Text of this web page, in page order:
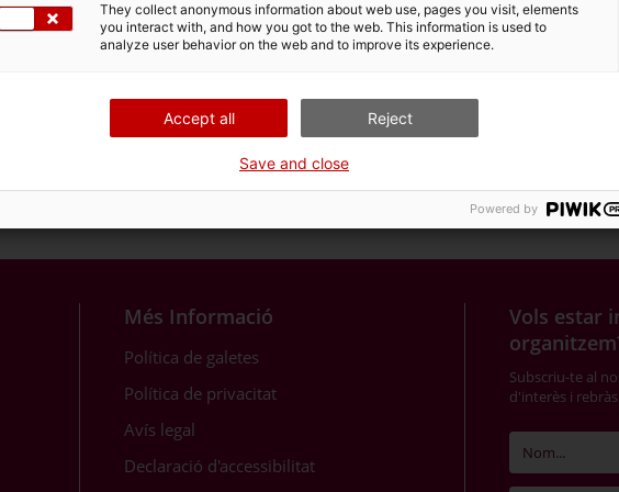
Més Informació
Política de galetes
Política de privacitat
Avís legal
Declaració d'accessibilitat
Vols estar
Subscriu-te al
d'interès i
They collect anonymous information about web use, pages you visit, elements
you interact with, and how you got to the web. This information is used to
analyze user behavior on the web and to improve its experience.
Accept all Reject
Save and close
Powered by